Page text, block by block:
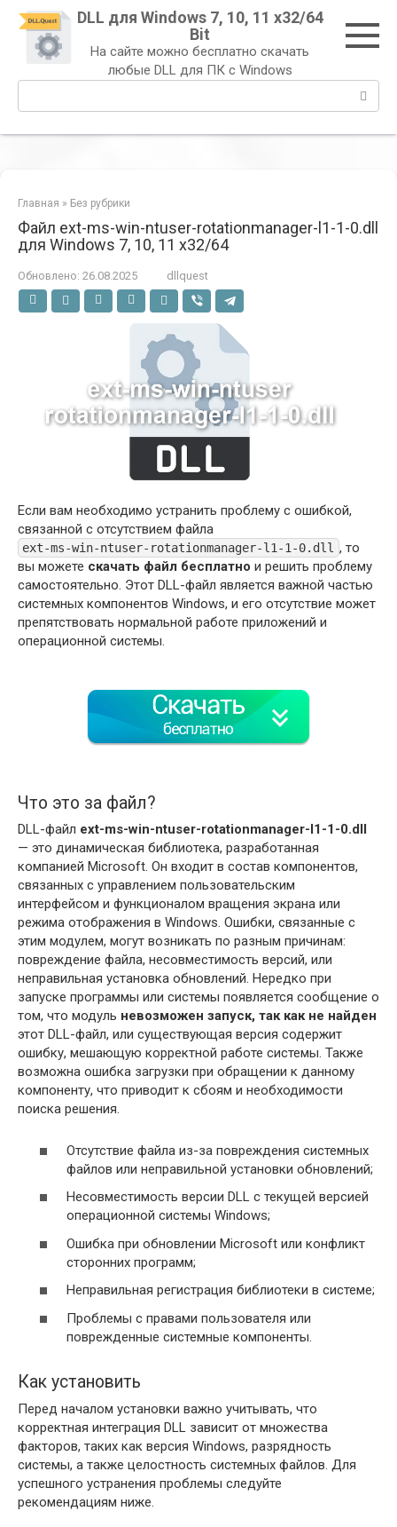
Перейти
контенту
DLL для Windows 7, 10, 11 x32/64
Bit
На сайте можно бесплатно скачать
любые DLL для ПК с Windows
Главная » Без рубрики
Файл ext-ms-win-ntuser-rotationmanager-l1-1-0.dll
для Windows 7, 10, 11 x32/64
Обновлено: 26.08.2025 dllquest
Если вам необходимо устранить проблему с ошибкой,
связанной с отсутствием файла
ext-ms-win-ntuser-rotationmanager-l1-1-0.dll , то
вы можете скачать файл бесплатно и решить проблему
самостоятельно. Этот DLL-файл является важной частью
системных компонентов Windows, и его отсутствие может
препятствовать нормальной работе приложений и
операционной системы.
Что это за файл?
DLL-файл ext-ms-win-ntuser-rotationmanager-l1-1-0.dll
— это динамическая библиотека, разработанная
компанией Microsoft. Он входит в состав компонентов,
связанных с управлением пользовательским
интерфейсом и функционалом вращения экрана или
режима отображения в Windows. Ошибки, связанные с
этим модулем, могут возникать по разным причинам:
повреждение файла, несовместимость версий, или
неправильная установка обновлений. Нередко при
запуске программы или системы появляется сообщение о
том, что модуль невозможен запуск, так как не найден
этот DLL-файл, или существующая версия содержит
ошибку, мешающую корректной работе системы. Также
возможна ошибка загрузки при обращении к данному
компоненту, что приводит к сбоям и необходимости
поиска решения.
Отсутствие файла из-за повреждения системных
файлов или неправильной установки обновлений;
Несовместимость версии DLL с текущей версией
операционной системы Windows;
Ошибка при обновлении Microsoft или конфликт
сторонних программ;
Неправильная регистрация библиотеки в системе;
Проблемы с правами пользователя или
поврежденные системные компоненты.
Как установить
Перед началом установки важно учитывать, что
корректная интеграция DLL зависит от множества
факторов, таких как версия Windows, разрядность
системы, а также целостность системных файлов. Для
успешного устранения проблемы следуйте
рекомендациям ниже.